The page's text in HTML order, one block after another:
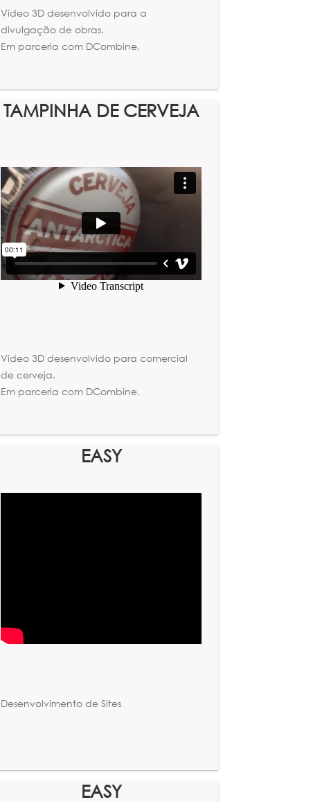
Vídeo 3D desenvolvido para a
divulgação de obras.
Em parceria com DCombine.
TAMPINHA DE CERVEJA
Vídeo 3D desenvolvido para comercial
de cerveja.
Em parceria com DCombine.
EASY
Desenvolvimento de Sites
EASY